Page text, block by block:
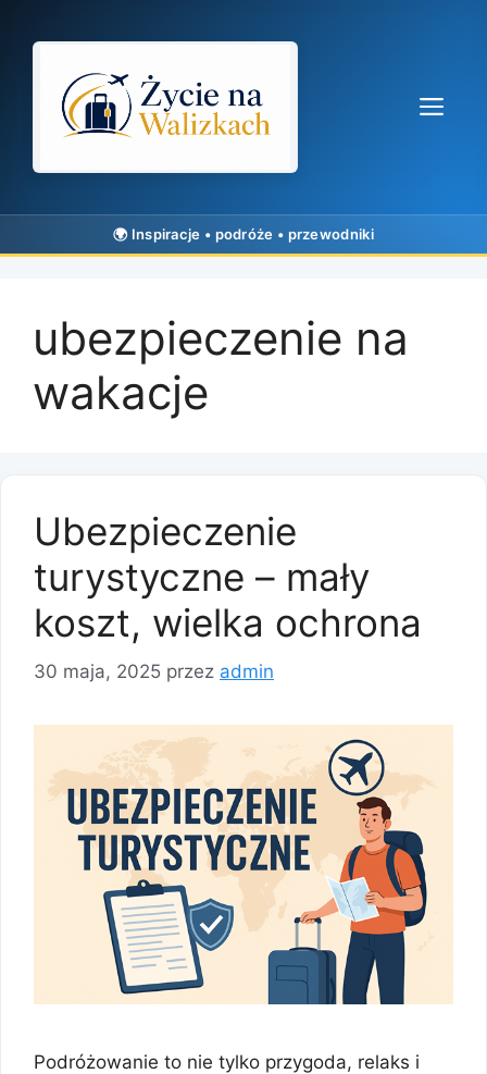
ubezpieczenie na
wakacje
Ubezpieczenie
turystyczne – mały
koszt, wielka ochrona
30 maja, 2025 przez admin
Podróżowanie to nie tylko przygoda, relaks i